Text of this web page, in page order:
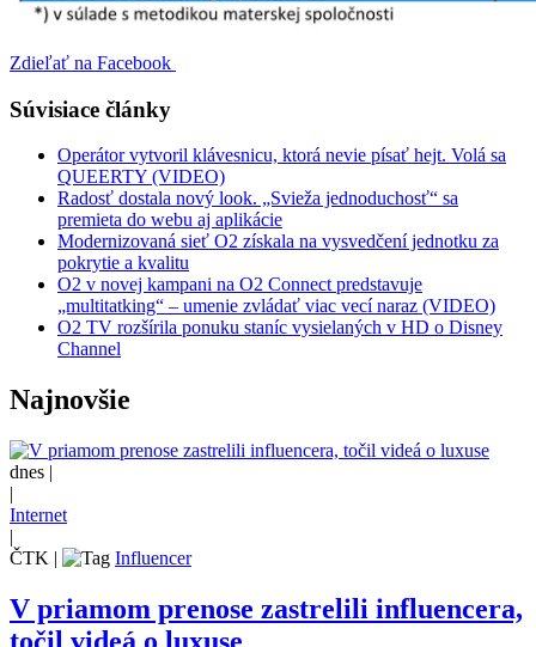
Zdieľať na Facebook
Súvisiace články
Operátor vytvoril klávesnicu, ktorá nevie písať hejt. Volá sa
QUEERTY (VIDEO)
Radosť dostala nový look. „Svieža jednoduchosť“ sa
premieta do webu aj aplikácie
Modernizovaná sieť O2 získala na vysvedčení jednotku za
pokrytie a kvalitu
O2 v novej kampani na O2 Connect predstavuje
„multitatking“ – umenie zvládať viac vecí naraz (VIDEO)
O2 TV rozšírila ponuku staníc vysielaných v HD o Disney
Channel
Najnovšie
dnes |
|
Internet
|
ČTK | Influencer
V priamom prenose zastrelili influencera,